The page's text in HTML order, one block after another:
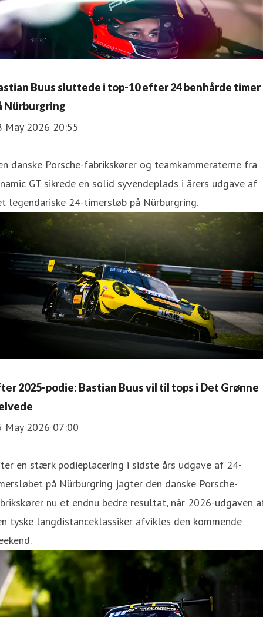
Buus sluttede i top-10 efter 24 benhårde timer
Nürburgring
May 2026 20:55
danske Porsche-fabrikskører og teamkammeraterne fra
GT sikrede en solid syvendeplads i årers udgave af
legendariske 24-timersløb på Nürburgring.
2025-podie: Bastian Buus vil til tops i Det Grønne
May 2026 07:00
en stærk podieplacering i sidste års udgave af 24-
på Nürburgring jagter den danske Porsche-
nu et endnu bedre resultat, når 2026-udgaven
tyske langdistanceklassiker afvikles den kommende